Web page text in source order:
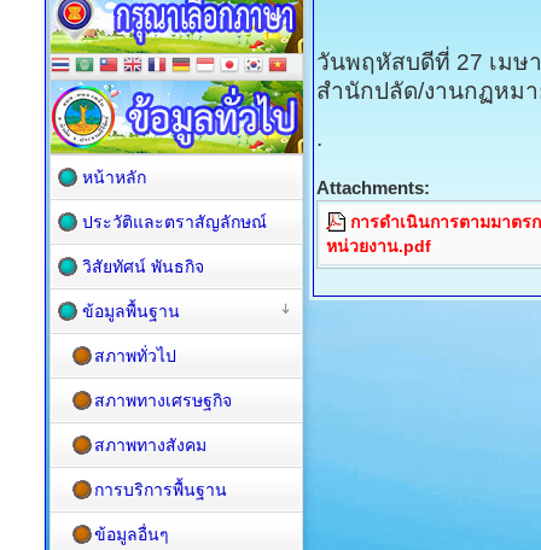
วันพฤหัสบดีที่ 27 เมษ
สำนักปลัด/งานกฏหม
.
Attachments:
การดำเนินการตามมาตร
หน่วยงาน.pdf
หน้าหลัก
ประวัติและตราสัญลักษณ์
วิสัยทัศน์ พันธกิจ
ข้อมูลพื้นฐาน
สภาพทั่วไป
สภาพทางเศรษฐกิจ
สภาพทางสังคม
การบริการพื้นฐาน
ข้อมูลอื่นๆ